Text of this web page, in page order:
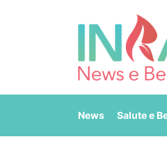
News Salute e